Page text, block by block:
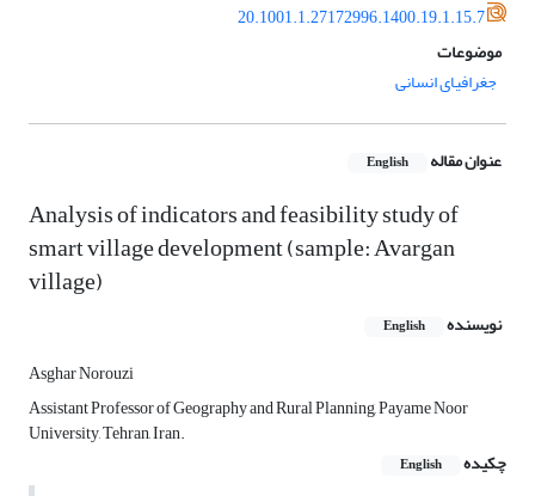
20.1001.1.27172996.1400.19.1.15.7
موضوعات
جغرافیای انسانی
عنوان مقاله English
Analysis of indicators and feasibility study of
smart village development (sample: Avargan
village)
نویسنده English
Asghar Norouzi
Assistant Professor of Geography and Rural Planning, Payame Noor
University, Tehran, Iran.
چکیده
English